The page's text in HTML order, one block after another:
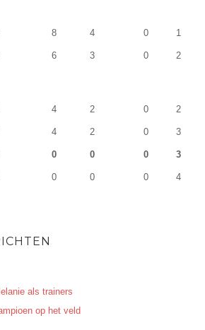
8 4 0 1
6 3 0 2
4 2 0 2
4 2 0 3
0 0 0 3
0 0 0 4
als trainers
op het veld